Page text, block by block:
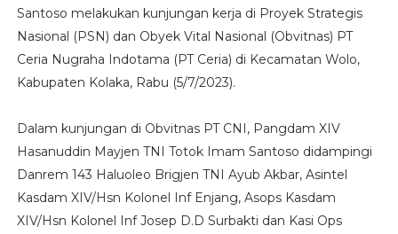
Santoso melakukan kunjungan kerja di Proyek Strategis
Nasional (PSN) dan Obyek Vital Nasional (Obvitnas) PT
Ceria Nugraha Indotama (PT Ceria) di Kecamatan Wolo,
Kabupaten Kolaka, Rabu (5/7/2023).
Dalam kunjungan di Obvitnas PT CNI, Pangdam XIV
Hasanuddin Mayjen TNI Totok Imam Santoso didampingi
Danrem 143 Haluoleo Brigjen TNI Ayub Akbar, Asintel
Kasdam XIV/Hsn Kolonel Inf Enjang, Asops Kasdam
XIV/Hsn Kolonel Inf Josep D.D Surbakti dan Kasi Ops